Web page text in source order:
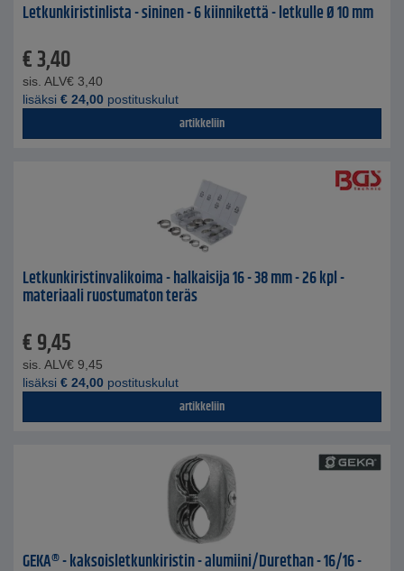
Letkunkiristinlista - sininen - 6 kiinnikettä - letkulle Ø 10 mm
€3,40
sis. ALV€ 3,40
lisäksi € 24,00 postituskulut
artikkeliin
Letkunkiristinvalikoima - halkaisija 16 - 38 mm - 26 kpl -
materiaali ruostumaton teräs
€9,45
sis. ALV€ 9,45
lisäksi € 24,00 postituskulut
artikkeliin
GEKA® - kaksoisletkunkiristin - alumiini/Durethan - 16/16 -